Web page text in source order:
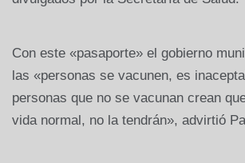
Con este «pasaporte» el gobierno
las «personas se vacunen, es
personas que no se vacunan crean
vida normal, no la tendrán», advirtió